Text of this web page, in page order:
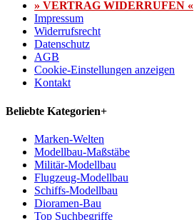
» VERTRAG WIDERRUFEN «
Impressum
Widerrufsrecht
Datenschutz
AGB
Cookie-Einstellungen anzeigen
Kontakt
Beliebte Kategorien+
Marken-Welten
Modellbau-Maßstäbe
Militär-Modellbau
Flugzeug-Modellbau
Schiffs-Modellbau
Dioramen-Bau
Top Suchbegriffe